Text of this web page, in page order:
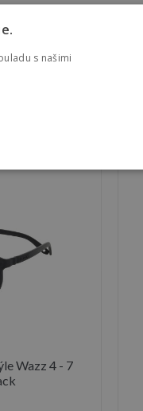
Wazz 4 - 7
s našimi